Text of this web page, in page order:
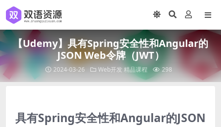
【Udemy】具有Spring安全性和Angular的
JSON Web令牌（JWT）
2024-03-26 Web开发 精品课程 298
具有Spring安全性和Angular的JSON